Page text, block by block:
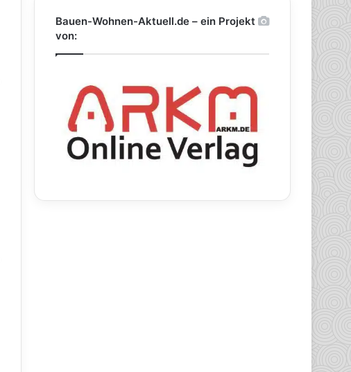
Bauen-Wohnen-Aktuell.de – ein Projekt
von: